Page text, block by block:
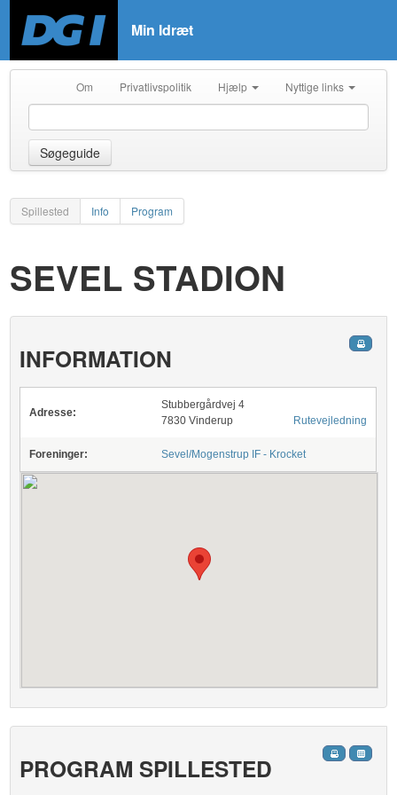
Min Idræt
Om Privatlivspolitik Hjælp Nyttige links
Søgeguide
Spillested Info Program
SEVEL STADION
INFORMATION
Adresse:
Stubbergårdvej 4
7830 Vinderup
Rutevejledning
Foreninger: Sevel/Mogenstrup IF - Krocket
PROGRAM SPILLESTED